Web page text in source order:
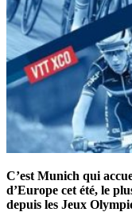
C’est Munich qui
d’Europe cet été, le
depuis les Jeux